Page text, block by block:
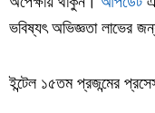
ভবিষ্যৎ অভিজ্ঞতা লাভের
ইন্টেল ১৫তম প্রজন্মের